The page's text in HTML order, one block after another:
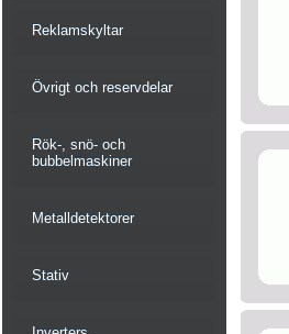
Reklamskyltar
Övrigt och reservdelar
Rök-, snö- och
bubbelmaskiner
Metalldetektorer
Stativ